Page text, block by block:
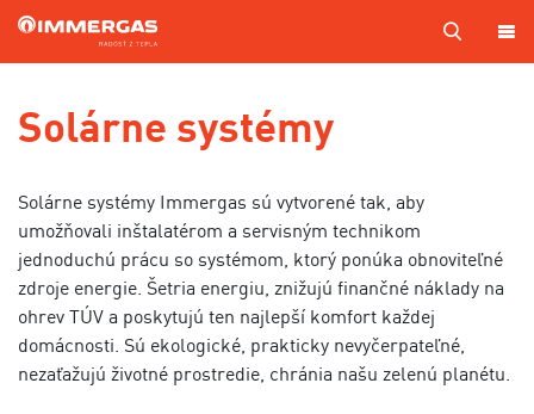
MIERU
SERVIS
CENNÍKY
Solárne systémy
Solárne systémy Immergas sú vytvorené tak, aby
umožňovali inštalatérom a servisným technikom
jednoduchú prácu so systémom, ktorý ponúka obnoviteľné
zdroje energie. Šetria energiu, znižujú finančné náklady na
ohrev TÚV a poskytujú ten najlepší komfort každej
domácnosti. Sú ekologické, prakticky nevyčerpateľné,
nezaťažujú životné prostredie, chránia našu zelenú planétu.